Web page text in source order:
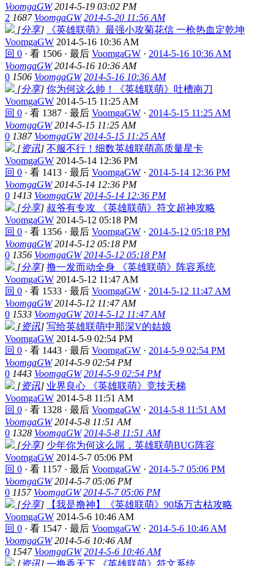
VoomgaGW 2014-5-19 03:02 PM
2 1687 VoomgaGW 2014-5-20 11:56 AM
[分享]
《英雄联萌》最强小攻菊花信 一枪热血定乾坤
VoomgaGW 2014-5-16 10:36 AM
回 0 · 看 1506 · 最后 VoomgaGW · 2014-5-16 10:36 AM
VoomgaGW 2014-5-16 10:36 AM
0 1506 VoomgaGW 2014-5-16 10:36 AM
[分享] 你为何这么帅！《英雄联萌》吐槽南刀
VoomgaGW 2014-5-15 11:25 AM
回 0 · 看 1387 · 最后 VoomgaGW · 2014-5-15 11:25 AM
VoomgaGW 2014-5-15 11:25 AM
0 1387 VoomgaGW 2014-5-15 11:25 AM
[资讯] 不服不行！细数英雄联萌高质量星卡
VoomgaGW 2014-5-14 12:36 PM
回 0 · 看 1413 · 最后 VoomgaGW · 2014-5-14 12:36 PM
VoomgaGW 2014-5-14 12:36 PM
0 1413 VoomgaGW 2014-5-14 12:36 PM
[分享] 叔爷有专攻 《英雄联萌》符文超神攻略
VoomgaGW 2014-5-12 05:18 PM
回 0 · 看 1356 · 最后 VoomgaGW · 2014-5-12 05:18 PM
VoomgaGW 2014-5-12 05:18 PM
0 1356 VoomgaGW 2014-5-12 05:18 PM
[分享] 撸一发而动全身 《英雄联萌》阵容系统
VoomgaGW 2014-5-12 11:47 AM
回 0 · 看 1533 · 最后 VoomgaGW · 2014-5-12 11:47 AM
VoomgaGW 2014-5-12 11:47 AM
0 1533 VoomgaGW 2014-5-12 11:47 AM
[资讯] 写给英雄联萌中那深V的姑娘
VoomgaGW 2014-5-9 02:54 PM
回 0 · 看 1443 · 最后 VoomgaGW · 2014-5-9 02:54 PM
VoomgaGW 2014-5-9 02:54 PM
0 1443 VoomgaGW 2014-5-9 02:54 PM
[资讯] 业界良心 《英雄联萌》竞技天梯
VoomgaGW 2014-5-8 11:51 AM
回 0 · 看 1328 · 最后 VoomgaGW · 2014-5-8 11:51 AM
VoomgaGW 2014-5-8 11:51 AM
0 1328 VoomgaGW 2014-5-8 11:51 AM
[分享] 少年你为何这么屌，英雄联萌BUG阵容
VoomgaGW 2014-5-7 05:06 PM
回 0 · 看 1157 · 最后 VoomgaGW · 2014-5-7 05:06 PM
VoomgaGW 2014-5-7 05:06 PM
0 1157 VoomgaGW 2014-5-7 05:06 PM
[分享]
【我是撸神】《英雄联萌》90场万古枯攻略
VoomgaGW 2014-5-6 10:46 AM
回 0 · 看 1547 · 最后 VoomgaGW · 2014-5-6 10:46 AM
VoomgaGW 2014-5-6 10:46 AM
0 1547 VoomgaGW 2014-5-6 10:46 AM
[资讯] 一撸香天下 《英雄联萌》符文系统